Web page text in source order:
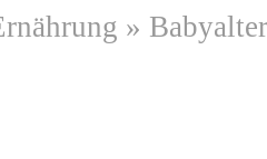
» Babyalter